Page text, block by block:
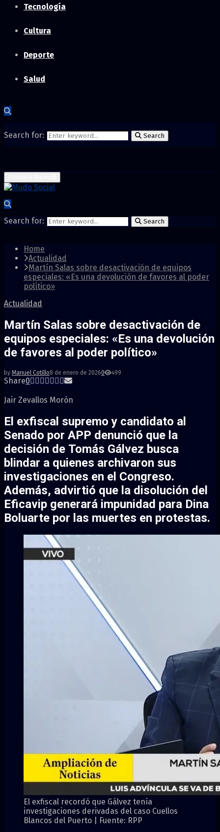
Tecnología
Cultura
Deporte
Salud
Search for: Search
Search for: Search
Home
Actualidad
Martín Salas sobre desactivación de equipos
especiales: «Es una devolución de favores al poder
político»
Actualidad
Martín Salas sobre desactivación de
equipos especiales: «Es una devolución
de favores al poder político»
by Manuel Cotillo8 de enero de 20260 499
Share0
Jair Zevallos Morón
El exfiscal supremo y candidato al
Senado por APP denunció que la
decisión de Tomás Gálvez busca
blindar a quienes archivaron sus
investigaciones en el Congreso.
Además, advirtió que la disolución del
Eficavip generará impunidad para Dina
Boluarte por las muertes en protestas.
El exfiscal recordó que Gálvez tenía
investigaciones derivadas del caso Cuellos
Blancos del Puerto | Fuente: RPP